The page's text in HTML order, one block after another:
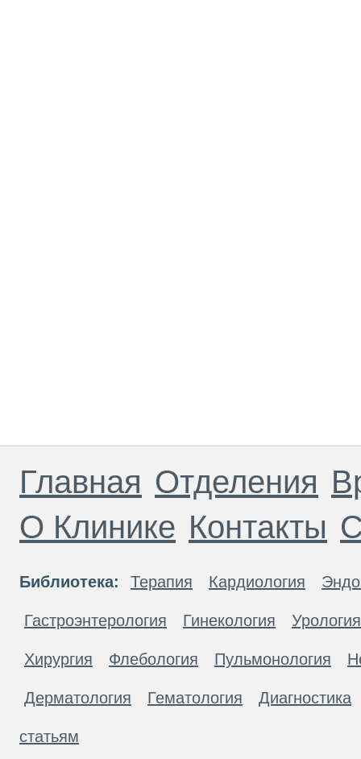
Главная Отделения
О Клинике Контакты
Библиотека: Терапия Кардиология
Гастроэнтерология Гинекология Урология
Хирургия Флебология Пульмонология
Дерматология Гематология Диагностика
статьям